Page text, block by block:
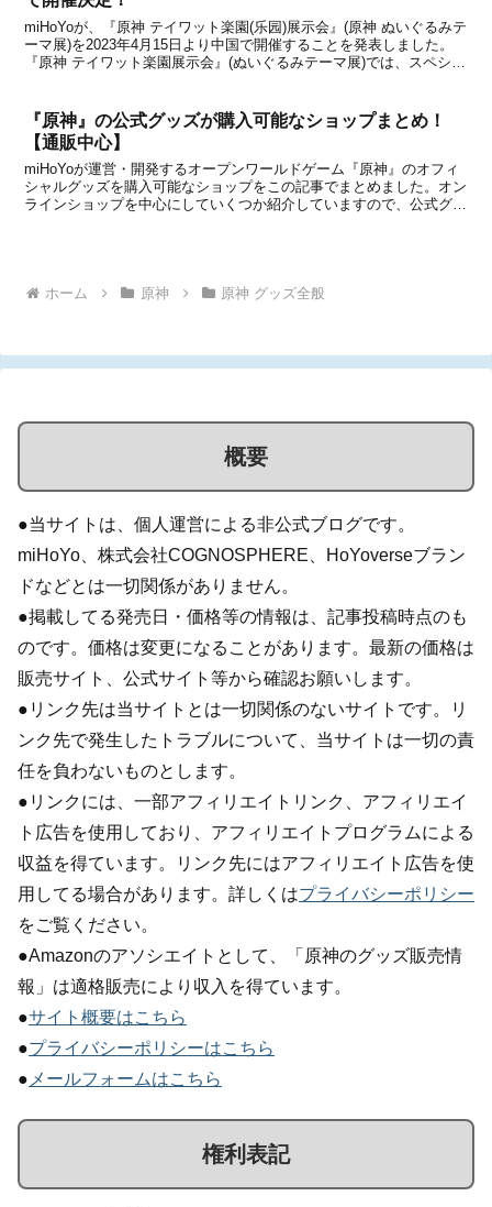
miHoYoが、『原神 テイワット楽園(乐园)展示会』(原神 ぬいぐるみテ
ーマ展)を2023年4月15日より中国で開催することを発表しました。
『原神 テイワット楽園展示会』(ぬいぐるみテーマ展)では、スペシャ
『原神』の公式グッズが購入可能なショップまとめ！
【通販中心】
miHoYoが運営・開発するオープンワールドゲーム『原神』のオフィ
シャルグッズを購入可能なショップをこの記事でまとめました。オン
ラインショップを中心にしていくつか紹介していますので、公式グッ
ホーム 原神 原神 グッズ全般
概要
●当サイトは、個人運営による非公式ブログです。
miHoYo、株式会社COGNOSPHERE、HoYoverseブラン
ドなどとは一切関係がありません。
●掲載してる発売日・価格等の情報は、記事投稿時点のも
のです。価格は変更になることがあります。最新の価格は
販売サイト、公式サイト等から確認お願いします。
●リンク先は当サイトとは一切関係のないサイトです。リ
ンク先で発生したトラブルについて、当サイトは一切の責
任を負わないものとします。
●リンクには、一部アフィリエイトリンク、アフィリエイ
ト広告を使用しており、アフィリエイトプログラムによる
収益を得ています。リンク先にはアフィリエイト広告を使
用してる場合があります。詳しくはプライバシーポリシー
をご覧ください。
●Amazonのアソシエイトとして、「原神のグッズ販売情
報」は適格販売により収入を得ています。
●サイト概要はこちら
●プライバシーポリシーはこちら
● メールフォームはこちら
権利表記